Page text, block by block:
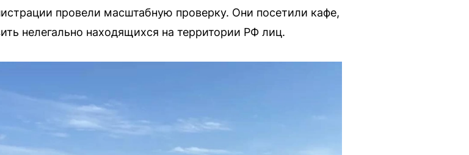
провели масштабную проверку. Они посетили кафе,
нелегально находящихся на территории РФ лиц.